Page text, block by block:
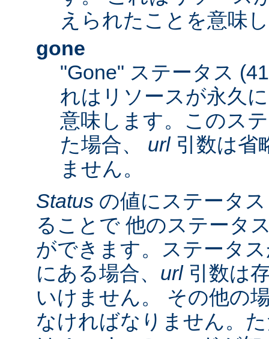
えられたことを意味
gone
"Gone" ステータス
れはリソースが永久
意味します。このス
た場合、 url引数は省
ません。
Status の値にステータ
ることで 他のステータ
ができます。ステータ
にある場合、 url引数は
いけません。 その他の
なければなりません。